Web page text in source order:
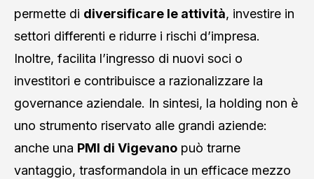
permette di diversificare le attività, investire in
settori differenti e ridurre i rischi d’impresa.
Inoltre, facilita l’ingresso di nuovi soci o
investitori e contribuisce a razionalizzare la
governance aziendale. In sintesi, la holding non è
uno strumento riservato alle grandi aziende:
anche una PMI di Vigevano può trarne
vantaggio, trasformandola in un efficace mezzo